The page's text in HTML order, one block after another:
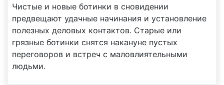
Чистые и новые ботинки в сновидении
предвещают удачные начинания и установление
полезных деловых контактов. Старые или
грязные ботинки снятся накануне пустых
переговоров и встреч с маловлиятельными
людьми.